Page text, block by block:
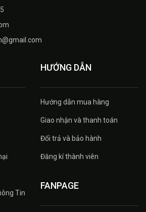
Tin
HƯỚNG DẪN
Hướng dẫn mua hàng
Giao nhận và thanh toán
Đổi trả và bảo hành
Đăng kí thành viên
FANPAGE